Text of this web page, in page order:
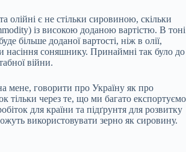
олійні є не стільки сировиною, скільки
із високою доданою вартістю. В тоні
більше доданої вартості, ніж в олії,
насіння соняшнику. Принаймні так було до
війни.
мене, говорити про Україну як про
тільки через те, що ми багато експортуємо
для країни та підґрунтя для розвитку
використовувати зерно як сировину.